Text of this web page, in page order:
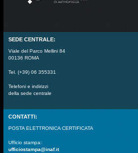
SEDE CENTRALE:
Viale del Parco Mellini 84
00136 ROMA
Tel. (+39) 06 355331
Telefoni e indirizzi
della sede centrale
CONTATTI:
POSTA ELETTRONICA CERTIFICATA
Ufficio stampa:
ufficiostampa@inaf.it